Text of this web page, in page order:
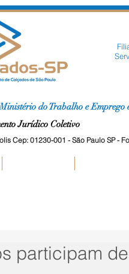
do Trabalho e Emprego
Jurídico Coletivo
Cep: 01230-001 - São Paulo SP -
participam de